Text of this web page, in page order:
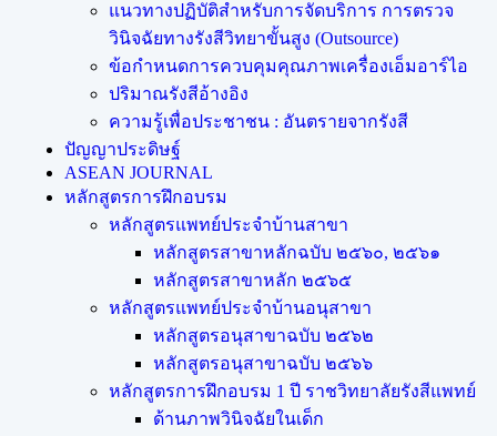
แนวทางปฏิบัติสำหรับการจัดบริการ การตรวจ
วินิจฉัยทางรังสีวิทยาขั้นสูง (Outsource)
ข้อกำหนดการควบคุมคุณภาพเครื่องเอ็มอาร์ไอ
ปริมาณรังสีอ้างอิง
ความรู้เพื่อประชาชน : อันตรายจากรังสี
ปัญญาประดิษฐ์
ASEAN JOURNAL
หลักสูตรการฝึกอบรม
หลักสูตรแพทย์ประจำบ้านสาขา
หลักสูตรสาขาหลักฉบับ ๒๕๖๐, ๒๕๖๑
หลักสูตรสาขาหลัก ๒๕๖๕
หลักสูตรแพทย์ประจำบ้านอนุสาขา
หลักสูตรอนุสาขาฉบับ ๒๕๖๒
หลักสูตรอนุสาขาฉบับ ๒๕๖๖
หลักสูตรการฝึกอบรม 1 ปี ราชวิทยาลัยรังสีแพทย์
ด้านภาพวินิจฉัยในเด็ก